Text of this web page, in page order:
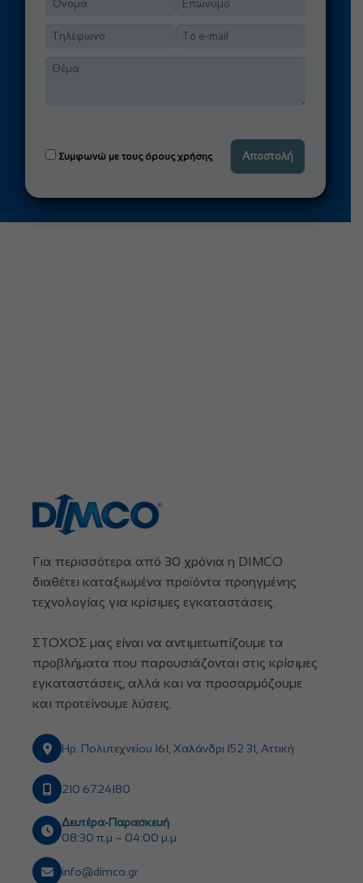
Συμφωνώ με τους όρους χρήσης
Για περισσότερα από 30 χρόνια η DIMCO
διαθέτει καταξιωμένα προϊόντα προηγμένης
τεχνολογίας για κρίσιμες εγκαταστάσεις.
ΣΤΟΧΟΣ μας είναι να αντιμετωπίζουμε τα
προβλήματα που παρουσιάζονται στις κρίσιμες
εγκαταστάσεις, αλλά και να προσαρμόζουμε
και προτείνουμε λύσεις.
Ηρ. Πολυτεχνείου 161, Χαλάνδρι 152 31, Αττική
210 6724180
Δευτέρα-Παρασκευή
08:30 π.μ – 04:00 μ.μ
info@dimco.gr